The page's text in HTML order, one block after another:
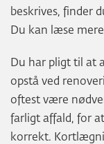
beskrives, finder
Du kan læse
Du har pligt til at
opstå ved
oftest være
farligt affald, for
korrekt.